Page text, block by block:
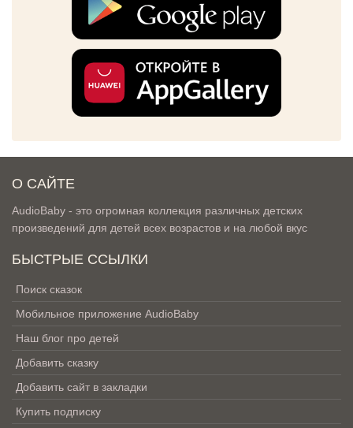
О САЙТЕ
AudioBaby - это огромная коллекция различных детских
произведений для детей всех возрастов и на любой вкус
БЫСТРЫЕ ССЫЛКИ
Поиск сказок
Мобильное приложение AudioBaby
Наш блог про детей
Добавить сказку
Добавить сайт в закладки
Купить подписку